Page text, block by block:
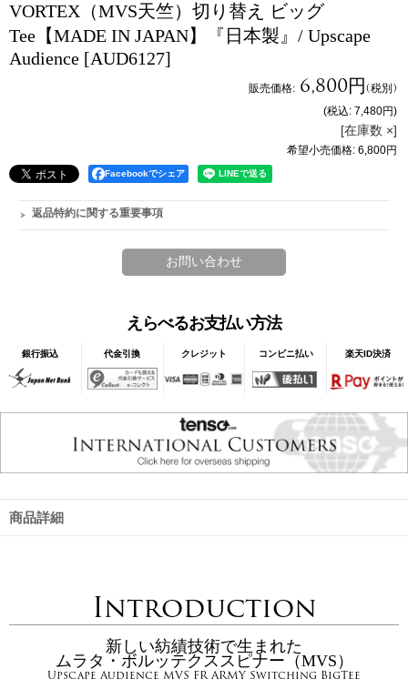
VORTEX（MVS天竺）切り替え ビッグ
Tee【MADE IN JAPAN】『日本製』/ Upscape
Audience [AUD6127]
販売価格: 6,800円(税別)
(税込: 7,480円)
[在庫数 ×]
希望小売価格: 6,800円
Facebookでシェア
返品特約に関する重要事項
えらべるお支払い方法
銀行振込 代金引換 クレジット コンビニ払い 楽天ID決済
商品詳細
Introduction
新しい紡績技術で生まれた
ムラタ・ボルッテクススピナー（MVS）
Upscape Audience MVS FR ARMY Switching BigTee